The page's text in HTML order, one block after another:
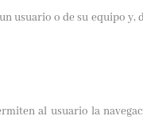
usuario o de su equipo y,
al usuario la